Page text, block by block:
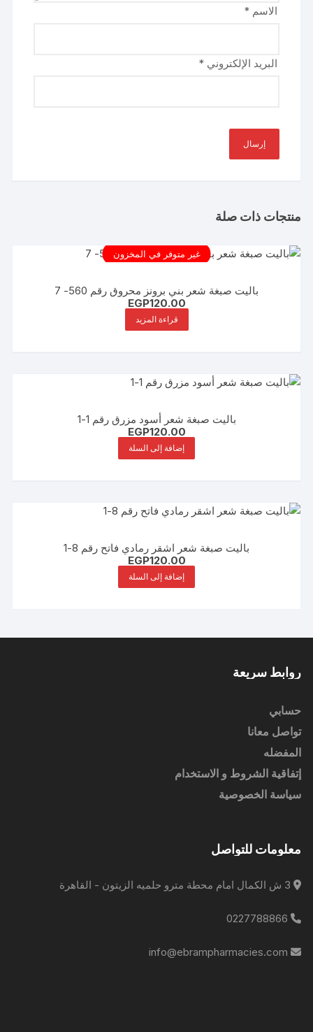
الاسم*
البريد الإلكتروني*
منتجات ذات صلة
غير متوفر في المخزون
باليت صبغة شعر بني برونز محروق رقم 560- 7
EGP120.00
قراءة المزيد
باليت صبغة شعر أسود مزرق رقم 1-1
EGP120.00
إضافة إلى السلة
باليت صبغة شعر اشقر رمادي فاتح رقم 8-1
EGP120.00
إضافة إلى السلة
روابط سريعة
حسابي
تواصل معانا
المفضله
إتفاقية الشروط و الاستخدام
سياسة الخصوصية
معلومات للتواصل